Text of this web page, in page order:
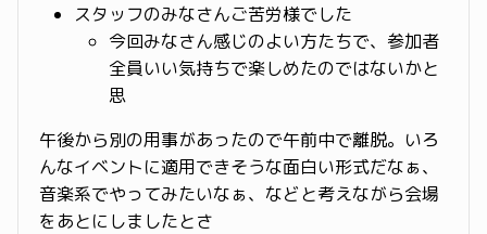
スタッフのみなさんご苦労様でした
今回みなさん感じのよい方たちで、参加者
全員いい気持ちで楽しめたのではないかと
思
午後から別の用事があったので午前中で離脱。いろ
んなイベントに適用できそうな面白い形式だなぁ、
音楽系でやってみたいなぁ、などと考えながら会場
をあとにしましたとさ